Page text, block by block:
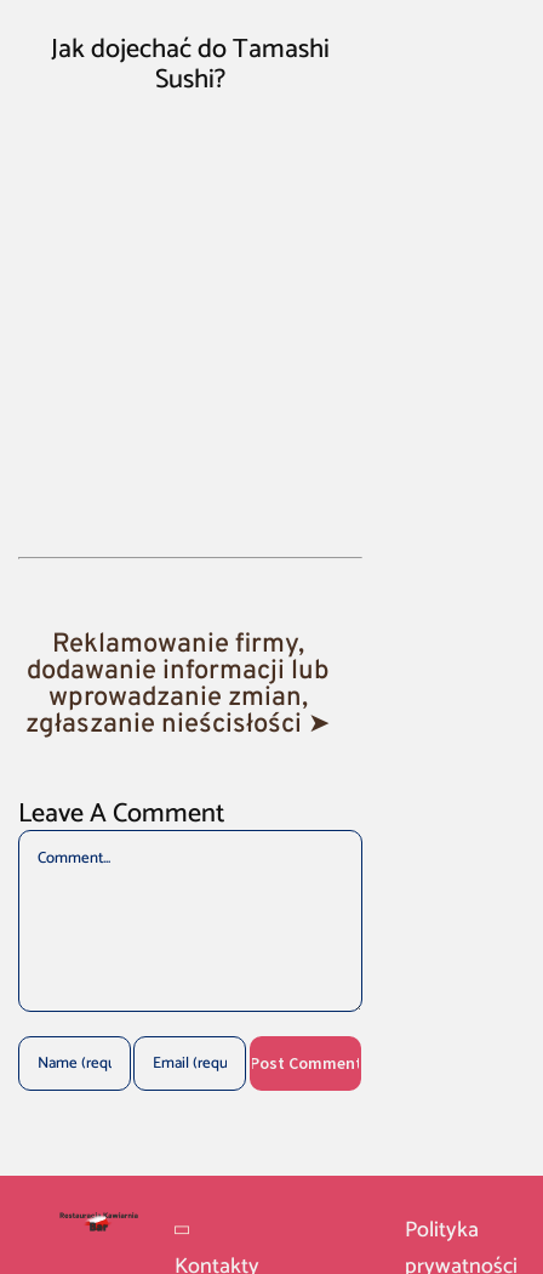
Jak dojechać do Tamashi
Sushi?
Reklamowanie firmy,
dodawanie informacji lub
wprowadzanie zmian,
zgłaszanie nieścisłości ➤
Leave A Comment
Comment
Kontakty
Polityka
prywatności